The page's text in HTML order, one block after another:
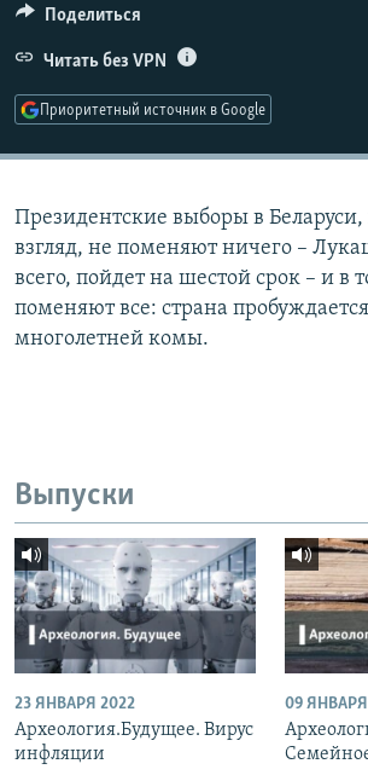
Все сайты РСЕ/РС
Поделиться
Читать без VPN
Приоритетный источник в Google
Президентские выборы в
взгляд, не поменяют ничего –
всего, пойдет на шестой срок – и в
поменяют все: страна
многолетней комы.
Выпуски
23 ЯНВАРЯ 2022
Археология.Будущее. Вирус
инфляции
09 ЯНВАРЯ